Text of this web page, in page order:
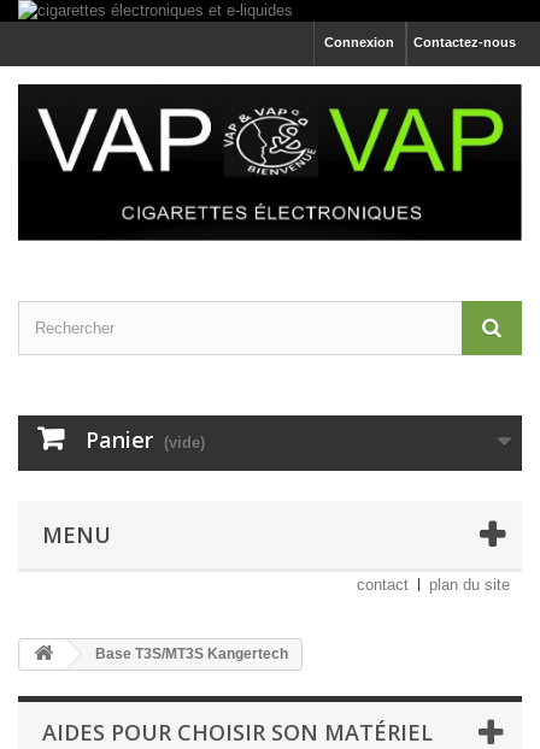
Contactez-nous
Connexion
Panier (vide)
MENU
contact plan du site
Base T3S/MT3S Kangertech
AIDES POUR CHOISIR SON MATÉRIEL